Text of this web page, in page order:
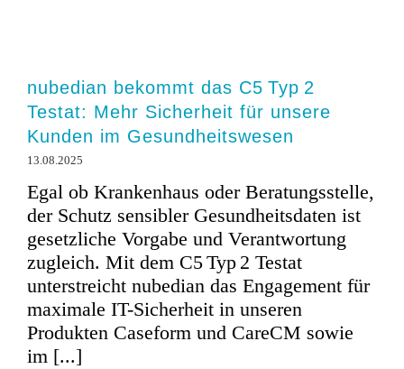
nubedian bekommt das C5 Typ 2
Testat: Mehr Sicherheit für unsere
Kunden im Gesundheitswesen
13.08.2025
Egal ob Krankenhaus oder Beratungsstelle,
der Schutz sensibler Gesundheitsdaten ist
gesetzliche Vorgabe und Verantwortung
zugleich. Mit dem C5 Typ 2 Testat
unterstreicht nubedian das Engagement für
maximale IT-Sicherheit in unseren
Produkten Caseform und CareCM sowie
im [...]